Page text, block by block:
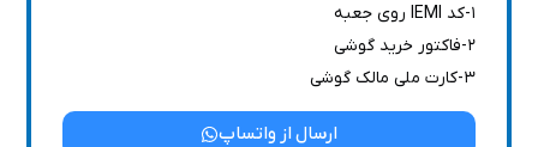
۱-کد IEMI روی جعبه
۲-فاکتور خرید گوشی
۳-کارت ملی مالک گوشی
ارسال از واتساپ